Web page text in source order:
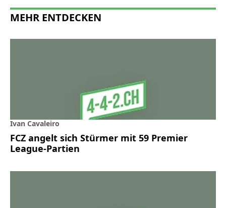
MEHR ENTDECKEN
Ivan Cavaleiro
FCZ angelt sich Stürmer mit 59 Premier
League-Partien